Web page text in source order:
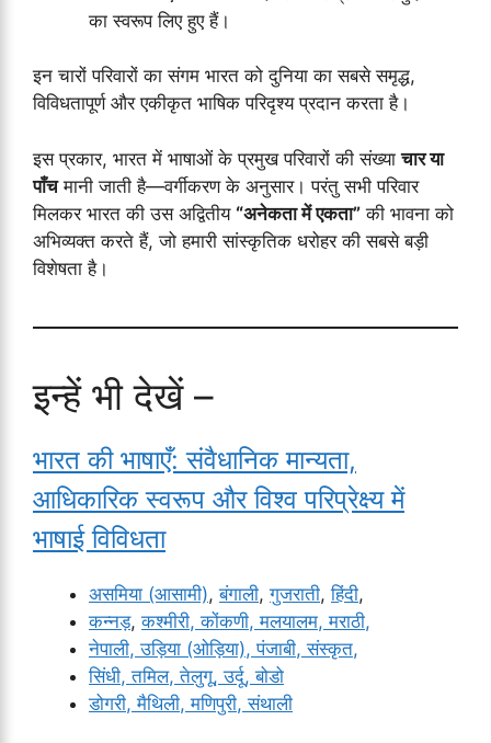
का स्वरूप लिए हुए हैं।
इन चारों परिवारों का संगम भारत को दुनिया का सबसे समृद्ध,
विविधतापूर्ण और एकीकृत भाषिक परिदृश्य प्रदान करता है।
इस प्रकार, भारत में भाषाओं के प्रमुख परिवारों की संख्याचार या
पाँचमानी जाती है—वर्गीकरण के अनुसार। परंतु सभी परिवार
मिलकर भारत की उस अद्वितीय “अनेकता में एकता” की भावना को
अभिव्यक्त करते हैं, जो हमारी सांस्कृतिक धरोहर की सबसे बड़ी
विशेषता है।
इन्हें भी देखें –
भारत की भाषाएँ: संवैधानिक मान्यता,
आधिकारिक स्वरूप और विश्व परिप्रेक्ष्य में
भाषाई विविधता
असमिया (आसामी),बंगाली,गुजराती,हिंदी,
कन्नड़,कश्मीरी, कोंकणी, मलयालम, मराठी,
नेपाली, उड़िया (ओड़िया), पंजाबी, संस्कृत,
सिंधी, तमिल, तेलुगू, उर्दू, बोडो
डोगरी, मैथिली, मणिपुरी, संथाली